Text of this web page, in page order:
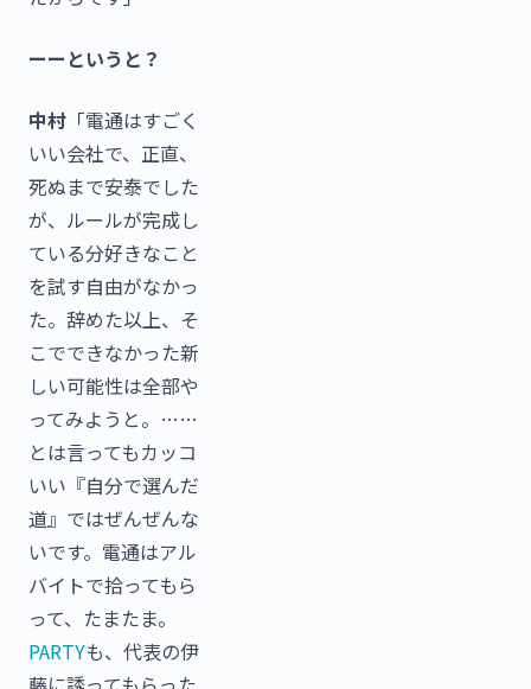
ーーというと？
中村 「電通はすごく
いい会社で、正直、
死ぬまで安泰でした
が、ルールが完成し
ている分好きなこと
を試す自由がなかっ
た。辞めた以上、そ
こでできなかった新
しい可能性は全部や
ってみようと。……
とは言ってもカッコ
いい『自分で選んだ
道』ではぜんぜんな
いです。電通はアル
バイトで拾ってもら
って、たまたま。
PARTYも、代表の伊